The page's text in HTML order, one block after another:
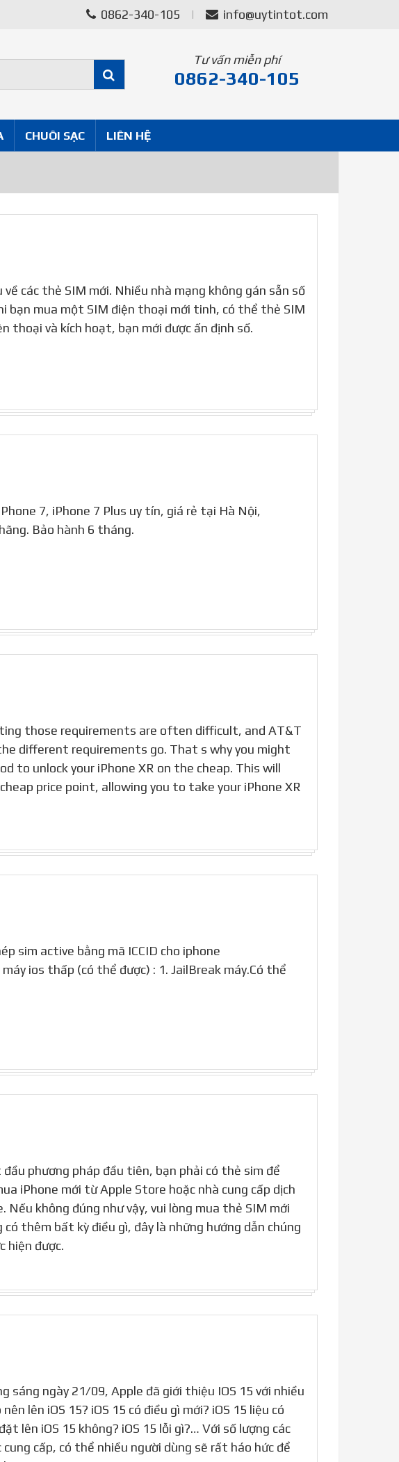
0862-340-105 info@uytintot.com
Tư vấn miễn phí
0862-340-105
CHUÔI SẠC LIÊN HỆ
các thẻ SIM mới. Nhiều nhà mạng không gán sẵn số
bạn mua một SIM điện thoại mới tinh, có thể thẻ SIM
thoại và kích hoạt, bạn mới được ấn định số.
7, iPhone 7 Plus uy tín, giá rẻ tại Hà Nội,
Bảo hành 6 tháng.
those requirements are often difficult, and AT&T
different requirements go. That s why you might
unlock your iPhone XR on the cheap. This will
price point, allowing you to take your iPhone XR
sim active bằng mã ICCID cho iphone
ios thấp (có thể được) : 1. JailBreak máy.Có thể
phương pháp đầu tiên, bạn phải có thẻ sim để
iPhone mới từ Apple Store hoặc nhà cung cấp dịch
không đúng như vậy, vui lòng mua thẻ SIM mới
thêm bất kỳ điều gì, đây là những hướng dẫn chúng
hiện được.
sáng ngày 21/09, Apple đã giới thiệu IOS 15 với nhiều
lên iOS 15? iOS 15 có điều gì mới? iOS 15 liệu có
lên iOS 15 không? iOS 15 lỗi gì?… Với số lượng các
cấp, có thể nhiều người dùng sẽ rất háo hức để